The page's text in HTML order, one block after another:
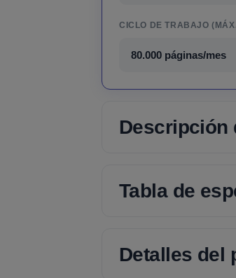
CICLO DE TRABAJO
80.000 páginas/mes
Descripción
Tabla de
Detalles del